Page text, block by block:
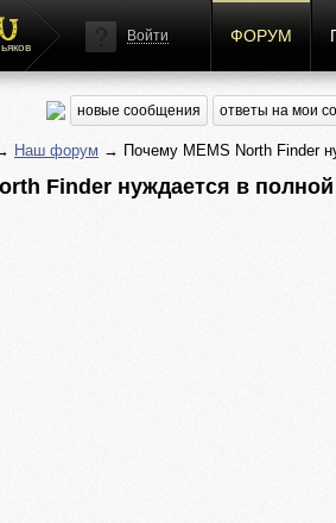
Войти ФОРУМ
новые сообщения ответы на мои
Наш форум → Почему MEMS North Finder
Finder нуждается в